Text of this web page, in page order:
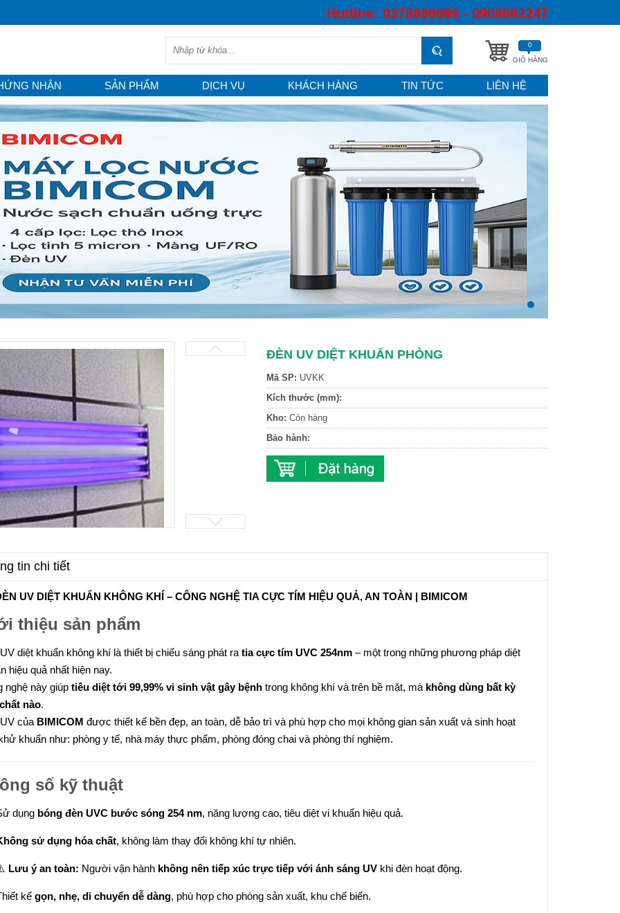
Hotline: 0378699699 - 0908662247
GIỎ HÀNG
0
NHẬN SẢN PHẨM DỊCH VỤ KHÁCH HÀNG TIN TỨC LIÊN HỆ
ĐÈN UV DIỆT KHUẨN PHÒNG
Mã SP: UVKK
Kích thước (mm):
Kho: Còn hàng
Bảo hành:
tin chi tiết
UV DIỆT KHUẨN KHÔNG KHÍ – CÔNG NGHỆ TIA CỰC TÍM HIỆU QUẢ, AN TOÀN | BIMICOM
thiệu sản phẩm
diệt khuẩn không khí là thiết bị chiếu sáng phát ra tia cực tím UVC 254nm– một trong những phương pháp diệt
hiệu quả nhất hiện nay.
nghệ này giúp tiêu diệt tới 99,99% vi sinh vật gây bệnhtrong không khí và trên bề mặt, mà không dùng bất kỳ
nào.
của BIMICOM được thiết kế bền đẹp, an toàn, dễ bảo trì và phù hợp cho mọi không gian sản xuất và sinh hoạt
khuẩn như: phòng y tế, nhà máy thực phẩm, phòng đóng chai và phòng thí nghiệm.
số kỹ thuật
dụng bóng đèn UVC bước sóng 254 nm, năng lượng cao, tiêu diệt vi khuẩn hiệu quả.
sử dụng hóa chất, không làm thay đổi không khí tự nhiên.
Lưu ý an toàn: Người vận hành không nên tiếp xúc trực tiếp với ánh sáng UVkhi đèn hoạt động.
kế gọn, nhẹ, di chuyển dễ dàng, phù hợp cho phòng sản xuất, khu chế biến.